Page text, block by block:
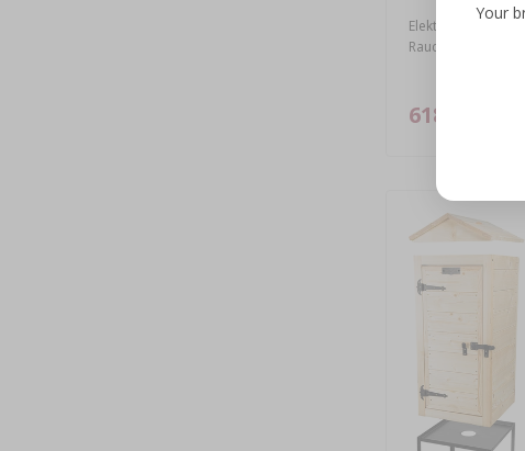
Elektrischer
Rauchgenerator,
618,56 €
Your